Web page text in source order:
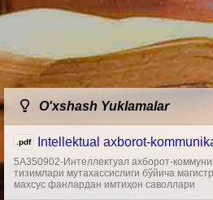
O'xshash Yuklamalar
.pdf Intellektual axborot-
5А350902-Интеллектуал ахборот-
тизимлари мутахассислиги бўйича
махсус фанлардан имтиҳон саволлари